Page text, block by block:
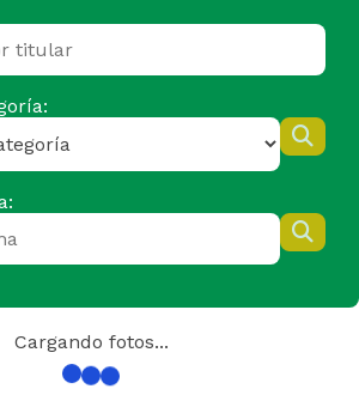
Cargando fotos...